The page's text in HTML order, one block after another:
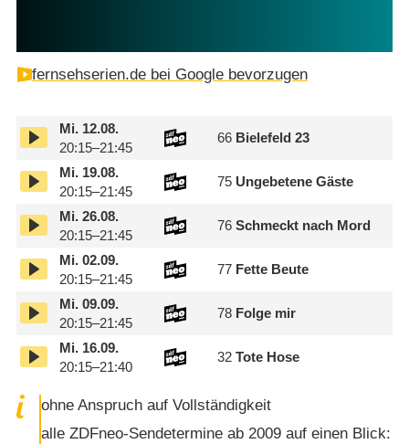
fernsehserien.de bei Google bevorzugen
Mi.12.08.
20:15–21:45
66 Bielefeld 23
Mi.19.08.
20:15–21:45
75 Ungebetene Gäste
Mi.26.08.
20:15–21:45
76 Schmeckt nach Mord
Mi.02.09.
20:15–21:45
77 Fette Beute
Mi.09.09.
20:15–21:45
78 Folge mir
Mi.16.09.
20:15–21:40
32 Tote Hose
ohne Anspruch auf Vollständigkeit
alle ZDFneo-Sendetermine ab 2009 auf einen Blick: